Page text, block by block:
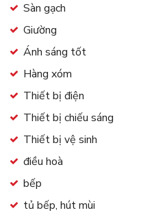
Sàn gạch
Giường
Ánh sáng tốt
Hàng xóm
Thiết bị điện
Thiết bị chiếu sáng
Thiết bị vệ sinh
điều hoà
bếp
tủ bếp, hút mùi